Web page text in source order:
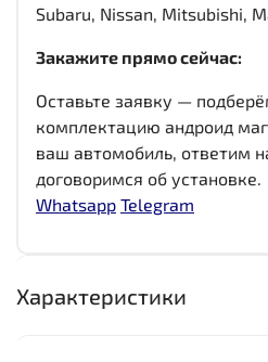
Subaru, Nissan, Mitsubishi,
Закажите прямо сейчас:
Оставьте заявку —
комплектацию андроид
ваш автомобиль, ответим
договоримся об установке.
Whatsapp Telegram
Характеристики